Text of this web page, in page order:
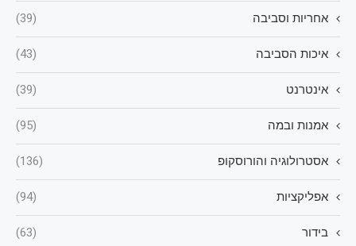
אחריות וסביבה (39)
איכות הסביבה (43)
אינטרנט (39)
אמנות ובמה (95)
אסטרולוגיה והורוסקופ (136)
אפליקציות (94)
בידור (63)